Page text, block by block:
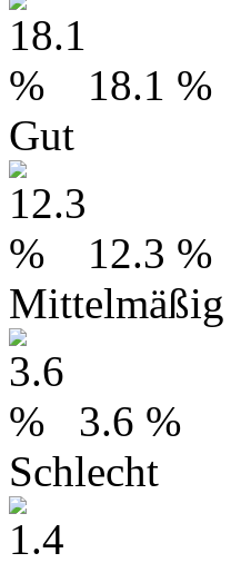
18.1 %
Gut
12.3 %
Mittelmäßig
3.6 %
Schlecht